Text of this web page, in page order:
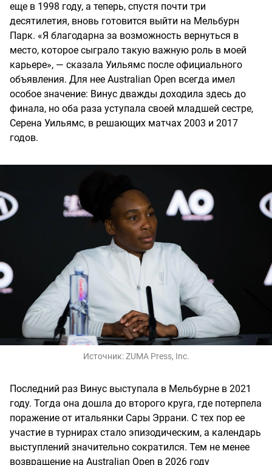
еще в 1998 году, а теперь, спустя почти три
десятилетия, вновь готовится выйти на Мельбурн
Парк. «Я благодарна за возможность вернуться в
место, которое сыграло такую важную роль в моей
карьере», — сказала Уильямс после официального
объявления. Для нее Australian Open всегда имел
особое значение: Винус дважды доходила здесь до
финала, но оба раза уступала своей младшей сестре,
Серена Уильямс, в решающих матчах 2003 и 2017
годов.
Источник:ZUMA Press, Inc.
Последний раз Винус выступала в Мельбурне в 2021
году. Тогда она дошла до второго круга, где потерпела
поражение от итальянки Сары Эррани. С тех пор ее
участие в турнирах стало эпизодическим, а календарь
выступлений значительно сократился. Тем не менее
возвращение на Australian Open в 2026 году